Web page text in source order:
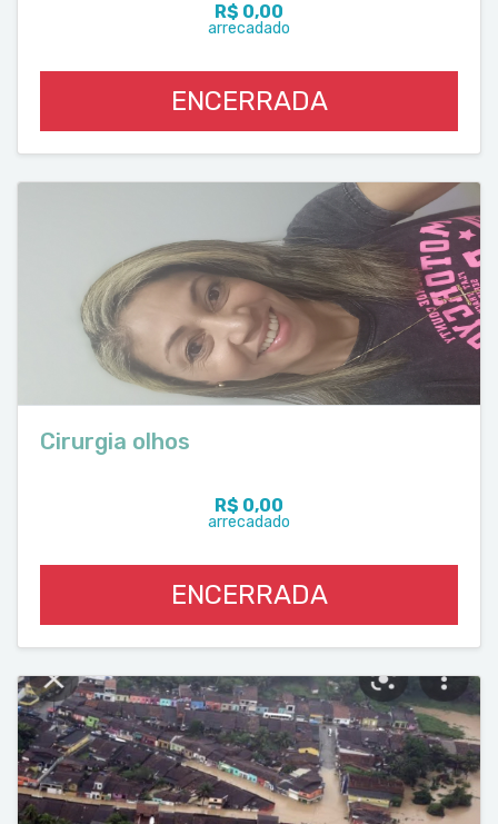
R$ 0,00
arrecadado
ENCERRADA
Cirurgia olhos
R$ 0,00
arrecadado
ENCERRADA